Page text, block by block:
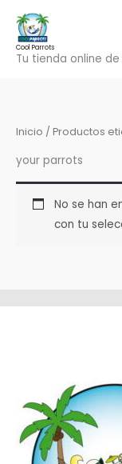
contenido
Cool Parrots
Tu tienda online
Inicio / Productos
your parrots
No se han
con tu